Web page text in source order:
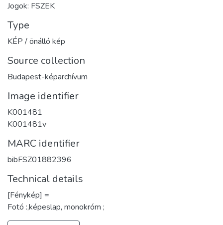
Jogok: FSZEK
Type
KÉP / önálló kép
Source collection
Budapest-képarchívum
Image identifier
K001481
K001481v
MARC identifier
bibFSZ01882396
Technical details
[Fénykép] =
Fotó :,képeslap, monokróm ;